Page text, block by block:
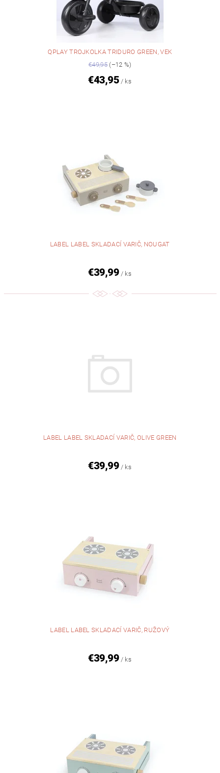
QPLAY TROJKOLKA TRIDURO GREEN, VEK
€49,95(–12 %)
€43,95 / ks
LABEL LABEL SKLADACÍ VARIČ, NOUGAT
€39,99 / ks
LABEL LABEL SKLADACÍ VARIČ, OLIVE GREEN
€39,99 / ks
LABEL LABEL SKLADACÍ VARIČ, RUŽOVÝ
€39,99 / ks